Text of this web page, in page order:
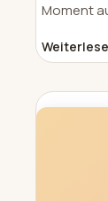
Moment